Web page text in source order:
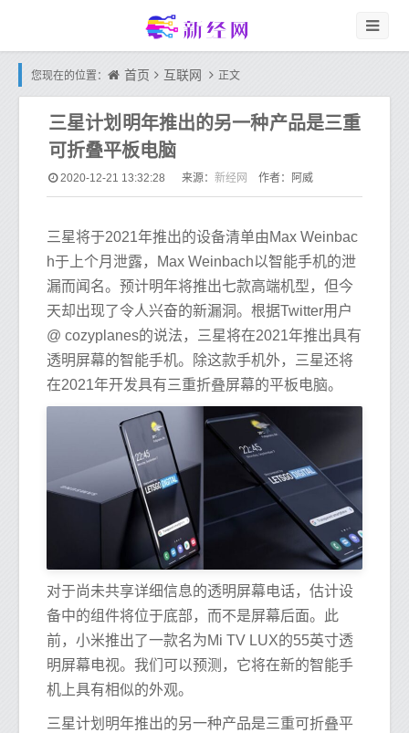
您现在的位置： 首页 互联网 正文
三星计划明年推出的另一种产品是三重
可折叠平板电脑
2020-12-21 13:32:28 来源： 新经网 作者：阿威
三星将于2021年推出的设备清单由Max Weinbac
h于上个月泄露，Max Weinbach以智能手机的泄
漏而闻名。预计明年将推出七款高端机型，但今
天却出现了令人兴奋的新漏洞。根据Twitter用户
@ cozyplanes的说法，三星将在2021年推出具有
透明屏幕的智能手机。除这款手机外，三星还将
在2021年开发具有三重折叠屏幕的平板电脑。
对于尚未共享详细信息的透明屏幕电话，估计设
备中的组件将位于底部，而不是屏幕后面。此
前，小米推出了一款名为Mi TV LUX的55英寸透
明屏幕电视。我们可以预测，它将在新的智能手
机上具有相似的外观。
三星计划明年推出的另一种产品是三重可折叠平